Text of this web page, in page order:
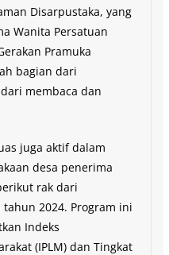
Disarpustaka, yang
Wanita Persatuan
Pramuka
bagian dari
membaca dan
juga aktif dalam
desa penerima
rak dari
2024. Program ini
Indeks
(IPLM) dan Tingkat